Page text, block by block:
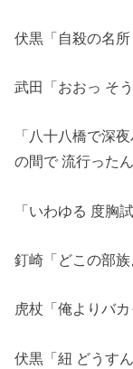
伏黒「自殺の名所
武田「おおっ そう
「八十八橋で深
の間で 流行ったん
「いわゆる 度胸
釘崎「どこの部族
虎杖「俺よりバ
伏黒「紐 どうすん